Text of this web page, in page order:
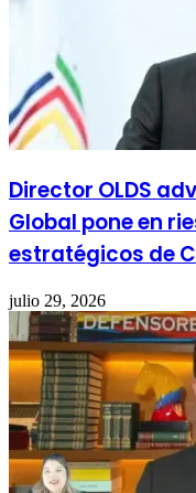
Director OLDS
Global pone en
estratégicos de
julio 29, 2026